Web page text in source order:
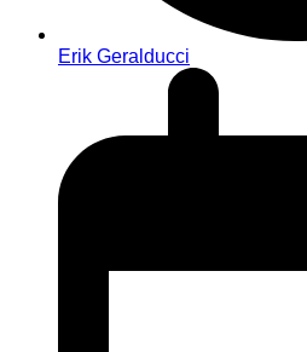
Erik Geralducci